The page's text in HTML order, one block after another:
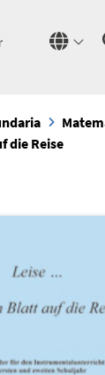
die Reise